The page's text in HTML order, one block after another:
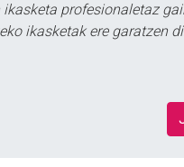
profesionaletaz
ikasketak ere garatzen